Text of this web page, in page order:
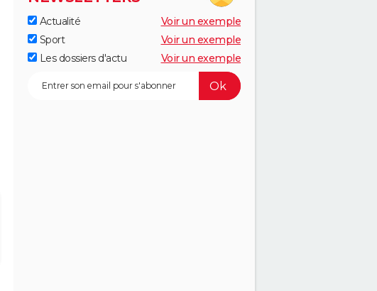
Actualité
Voir un exemple
Sport
Voir un exemple
Les dossiers d'actu
Voir un exemple